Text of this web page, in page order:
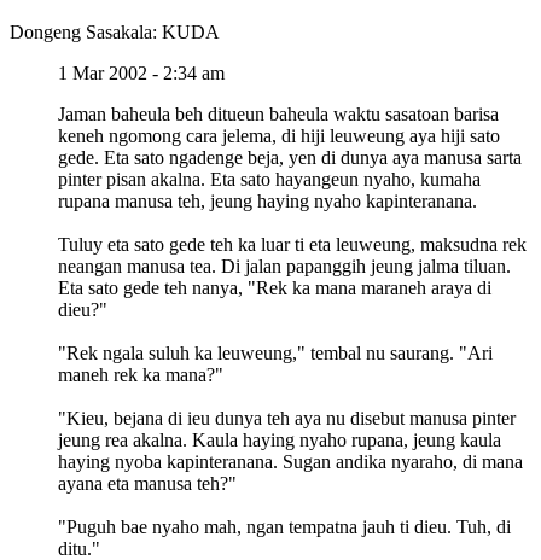
Dongeng Sasakala: KUDA
1 Mar 2002 - 2:34 am
Jaman baheula beh ditueun baheula waktu sasatoan barisa
keneh ngomong cara jelema, di hiji leuweung aya hiji sato
gede. Eta sato ngadenge beja, yen di dunya aya manusa sarta
pinter pisan akalna. Eta sato hayangeun nyaho, kumaha
rupana manusa teh, jeung haying nyaho kapinteranana.
Tuluy eta sato gede teh ka luar ti eta leuweung, maksudna rek
neangan manusa tea. Di jalan papanggih jeung jalma tiluan.
Eta sato gede teh nanya, "Rek ka mana maraneh araya di
dieu?"
"Rek ngala suluh ka leuweung," tembal nu saurang. "Ari
maneh rek ka mana?"
"Kieu, bejana di ieu dunya teh aya nu disebut manusa pinter
jeung rea akalna. Kaula haying nyaho rupana, jeung kaula
haying nyoba kapinteranana. Sugan andika nyaraho, di mana
ayana eta manusa teh?"
"Puguh bae nyaho mah, ngan tempatna jauh ti dieu. Tuh, di
ditu."